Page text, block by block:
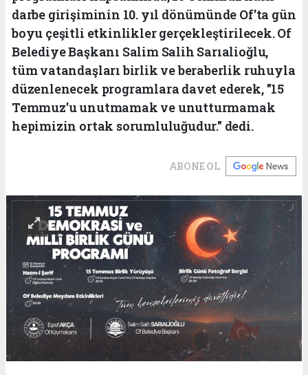
darbe girişiminin 10. yıl dönümünde Of'ta gün
boyu çeşitli etkinlikler gerçekleştirilecek. Of
Belediye Başkanı Salim Salih Sarıalioğlu,
tüm vatandaşları birlik ve beraberlik ruhuyla
düzenlenecek programlara davet ederek, "15
Temmuz'u unutmamak ve unutturmamak
hepimizin ortak sorumluluğudur." dedi.
ABONE OL